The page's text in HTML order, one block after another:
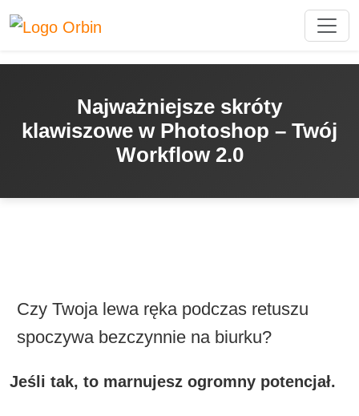
Najważniejsze skróty
klawiszowe w Photoshop – Twój
Workflow 2.0
Czy Twoja lewa ręka podczas retuszu
spoczywa bezczynnie na biurku?
Jeśli tak, to marnujesz ogromny potencjał.